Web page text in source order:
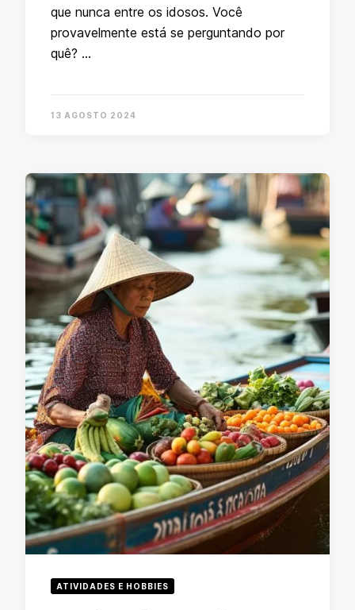
que nunca entre os idosos. Você
provavelmente está se perguntando por
quê? …
13 AGOSTO 2024
ATIVIDADES E HOBBIES